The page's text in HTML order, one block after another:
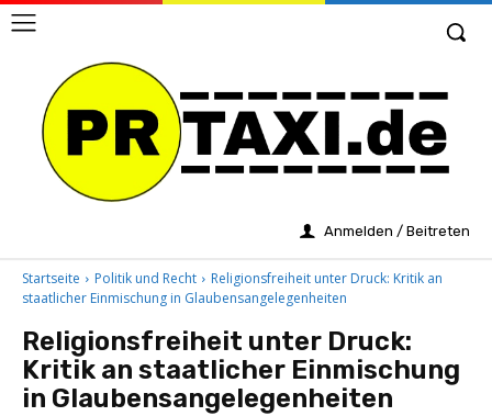
Anmelden / Beitreten
Startseite Politik und Recht
Religionsfreiheit unter Druck: Kritik an
staatlicher Einmischung in Glaubensangelegenheiten
Religionsfreiheit unter Druck:
Kritik an staatlicher Einmischung
in Glaubensangelegenheiten